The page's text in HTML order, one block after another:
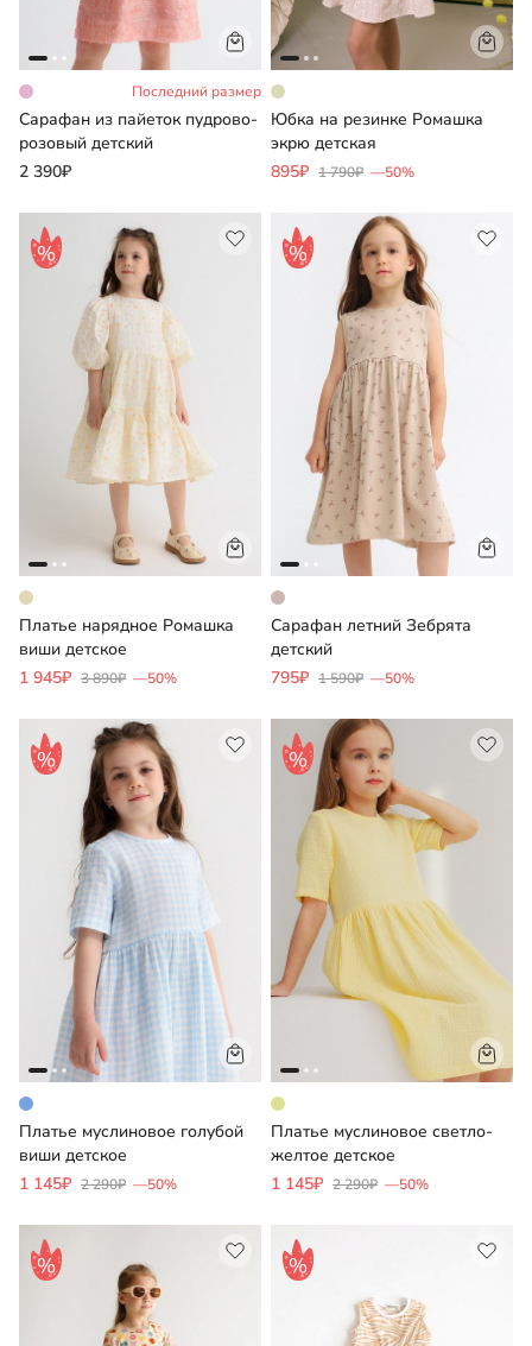
Последний размер
Сарафан из пайеток пудрово-
розовый детский
2 390₽
Юбка на резинке Ромашка
экрю детская
895₽ 1 790₽ —50%
Платье нарядное Ромашка
виши детское
1 945₽ 3 890₽ —50%
Сарафан летний Зебрята
детский
795₽ 1 590₽ —50%
Платье муслиновое голубой
виши детское
1 145₽ 2 290₽ —50%
Платье муслиновое светло-
желтое детское
1 145₽ 2 290₽ —50%